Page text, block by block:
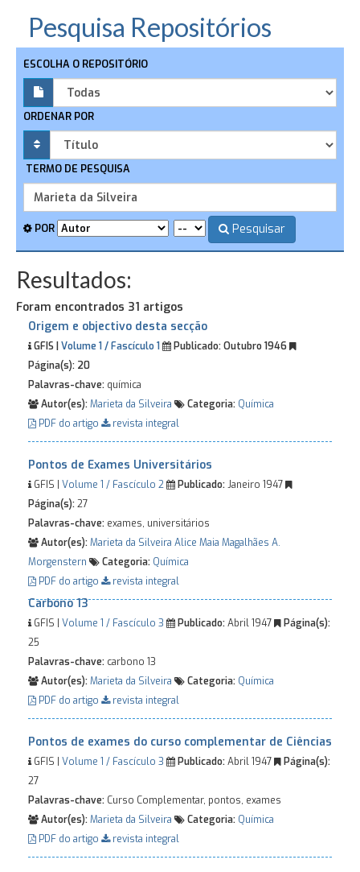
Pesquisa Repositórios
ESCOLHA O REPOSITÓRIO
ORDENAR POR
TERMO DE PESQUISA
POR Pesquisar
Resultados:
Foram encontrados 31 artigos
Origem e objectivo desta secção
GFIS | Volume 1 / Fascículo 1 Publicado:Outubro 1946
Página(s): 20
Palavras-chave: química
Autor(es):Marieta da Silveira Categoria: Química
PDF do artigo
revista integral
Pontos de Exames Universitários
GFIS | Volume 1 / Fascículo 2 Publicado:Janeiro 1947
Página(s):27
Palavras-chave: exames, universitários
Autor(es):Marieta da Silveira Alice Maia Magalhães A.
Morgenstern
Categoria: Química
PDF do artigo
revista integral
Carbono 13
GFIS | Volume 1 / Fascículo 3 Publicado:Abril 1947
Página(s):
25
Palavras-chave: carbono 13
Autor(es):Marieta da Silveira Categoria: Química
PDF do artigo
revista integral
Pontos de exames do curso complementar de Ciências
GFIS | Volume 1 / Fascículo 3 Publicado:Abril 1947
Página(s):
27
Palavras-chave: Curso Complementar, pontos, exames
Autor(es):Marieta da Silveira Categoria: Química
PDF do artigo
revista integral